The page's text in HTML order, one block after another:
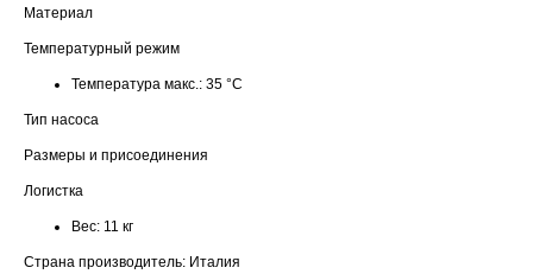
Материал
Температурный режим
Температура макс.: 35 °С
Тип насоса
Размеры и присоединения
Логистка
Вес: 11 кг
Страна производитель: Италия